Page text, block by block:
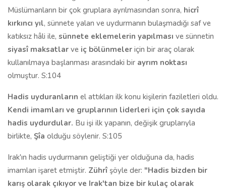
Müslümanların bir çok gruplara ayrılmasından sonra, hicrî
kırkıncı yıl, sünnete yalan ve uydurmanın bulaşmadığı saf ve
katıksız hâli ile, sünnete eklemelerin yapılması ve sünnetin
siyasî maksatlar ve iç bölünmeler için bir araç olarak
kullanılmaya başlanması arasındaki bir ayrım noktası
olmuştur. S:104
Hadis uyduranların el attıkları ilk konu kişilerin faziletleri oldu.
Kendi imamları ve gruplarının liderleri için çok sayıda
hadis uydurdular. Bu işi ilk yapanın, değişik gruplarıyla
birlikte, Şîa olduğu söylenir. S:105
Irak'ın hadis uydurmanın geliştiği yer olduğuna da, hadis
imamları işaret etmiştir. Zührî şöyle der: "Hadis bizden bir
karış olarak çıkıyor ve Irak'tan bize bir kulaç olarak